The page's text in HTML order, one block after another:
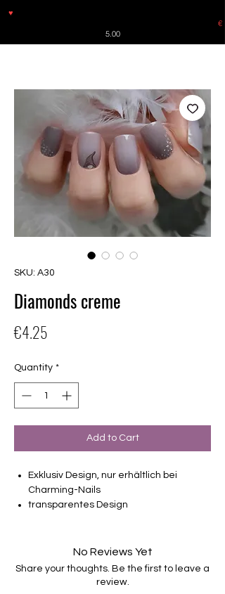
♥
€
5.00
SKU: A30
Diamonds creme
€4.25
Quantity *
Add to Cart
Exklusiv Design, nur erhältlich bei
Charming-Nails
transparentes Design
Für alle Nägel geeignet
Halten bis zu 14 Tage
No Reviews Yet
Share your thoughts. Be the first to leave a
review.